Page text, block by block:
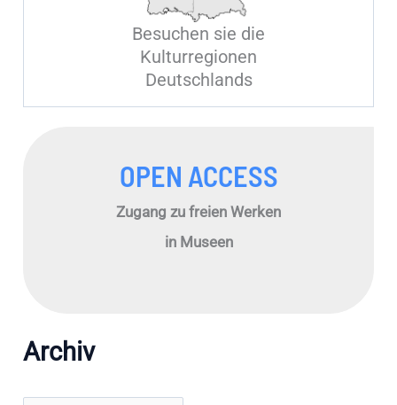
Besuchen sie die
Kulturregionen
Deutschlands
OPEN ACCESS
Zugang zu freien Werken
in Museen
Archiv